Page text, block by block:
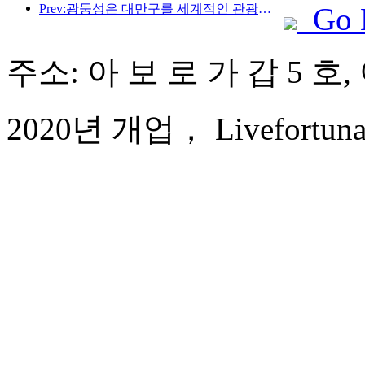
Prev:광둥성은 대만구를 세계적인 관광지로 만들기 위한 서비스 산업 역량 확충 계획을 발표했습니다.
Go
주소: 아 보 로 가 갑 5 호,
2020년 개업，